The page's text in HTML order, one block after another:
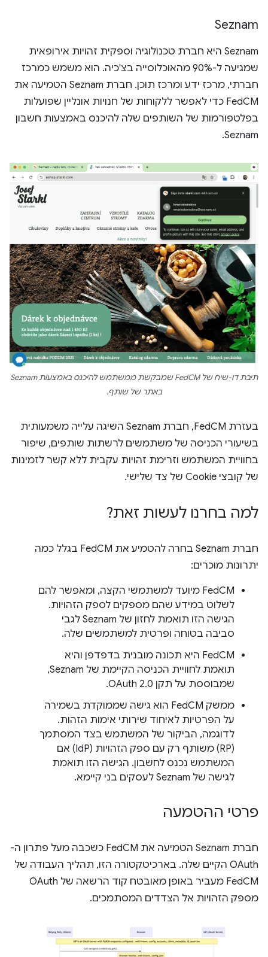
Seznam
‫Seznam היא חברת טכנולוגיה וספקית זהויות אירופאית
שמגיעה ל-90% מהאוכלוסייה בצ'כיה. הוא משמש כמרכז
חברתי, מרכז ידע ומרכז תוכן. חברת Seznam הטמיעה את
FedCM כדי לאפשר ללקוחות של חנויות אונליין שפועלות
בפלטפורמות של השותפים שלה להיכנס באמצעות חשבון
Seznam.
תיבת דו-שיח של FedCM שמבקשת ממשתמש להיכנס באמצעות Seznam
באתר של שותף.
בעזרת FedCM, חברת Seznam השיגה עלייה משמעותית
בשיעורי הכניסה של משתמשים לרשתות שותפים, שיפור
בחוויית המשתמש וזרימת זהויות עקבית ללא קשר לזמינות
של קובצי Cookie של צד שלישי.
למה בחרנו לעשות זאת?
חברת Seznam בחרה להטמיע את FedCM בגלל כמה
יתרונות מוכרים:
‫FedCM מיועד למשתמשי הקצה, ומאפשר להם
לשלוט במידע שהם מספקים לספק הזהויות.
הגישה הזו תואמת לחזון של Seznam לגבי
סביבה בטוחה ופרטית למשתמשים שלה.
FedCM היא תכונה מובנית בדפדפן והיא
תואמת לחוויית הכניסה הקיימת של Seznam,
שמבוססת על תקן OAuth 2.0.
ממשק FedCM הוא גישה שממוקדת בשמירה
על הפרטיות לאיחוד שירותי אימות הזהות.
לדוגמה, הביקור של המשתמש בצד המסתמך
(RP) משותף רק עם ספק הזהויות (IdP) אם
המשתמש נכנס לחשבון. הגישה הזו תואמת
לגישה של Seznam לעסקים בני קיימא.
פרטי ההטמעה
חברת Seznam הטמיעה את FedCM כשכבה מעל פתרון ה-
OAuth הקיים שלה. בארכיטקטורה הזו, תהליך העבודה של
FedCM מעביר באופן מאובטח קוד הרשאה של OAuth
מספק הזהויות אל הצדדים המסתמכים.